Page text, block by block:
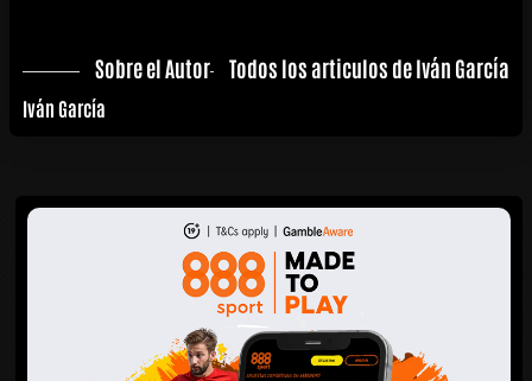
Sobre el Autor Todos los articulos de Iván García
Iván García